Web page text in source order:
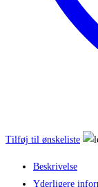
Tilføj til ønskeliste
Beskrivelse
Yderligere